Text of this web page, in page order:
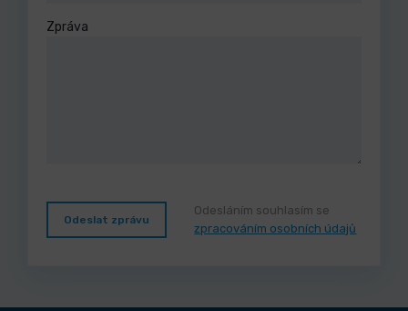
Zpráva
Odeslat zprávu
Odesláním souhlasím se
zpracováním osobních údajů